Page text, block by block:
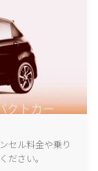
セル料金や乗り
ださい。